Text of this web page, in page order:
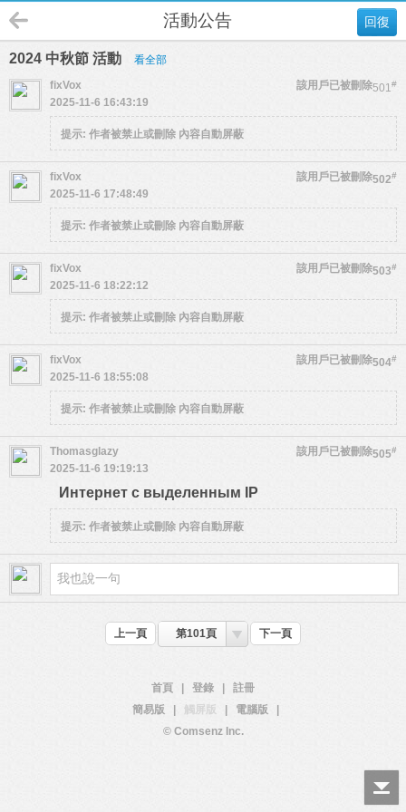
回復
活動公告
2024 中秋節 活動 看全部
501#
fixVox
該用戶已被刪除
2025-11-6 16:43:19
提示: 作者被禁止或刪除 內容自動屏蔽
502#
fixVox
該用戶已被刪除
2025-11-6 17:48:49
提示: 作者被禁止或刪除 內容自動屏蔽
503#
fixVox
該用戶已被刪除
2025-11-6 18:22:12
提示: 作者被禁止或刪除 內容自動屏蔽
504#
fixVox
該用戶已被刪除
2025-11-6 18:55:08
提示: 作者被禁止或刪除 內容自動屏蔽
505#
Thomasglazy
該用戶已被刪除
2025-11-6 19:19:13
Интернет с выделенным IP
提示: 作者被禁止或刪除 內容自動屏蔽
上一頁 第101頁 下一頁
首頁 登錄
註冊
簡易版
觸屏版 電腦版
© Comsenz Inc.